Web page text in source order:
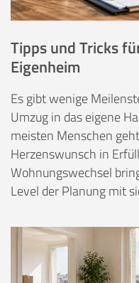
Tipps und Tricks
Eigenheim
Es gibt wenige
Umzug in das eigene
meisten Menschen
Herzenswunsch in
Wohnungswechsel
Level der Planung mit